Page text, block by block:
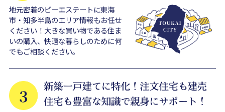
地元密着のビーエステートに東海
市・知多半島のエリア情報もお任せ
ください！大きな買い物である住ま
いの購入、快適な暮らしのために何
でもご相談ください。